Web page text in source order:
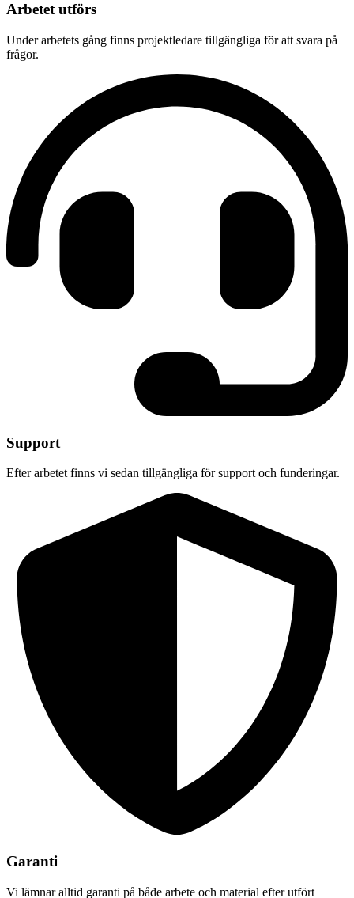
Arbetet utförs
Under arbetets gång finns projektledare tillgängliga för att svara på
frågor.
Support
Efter arbetet finns vi sedan tillgängliga för support och funderingar.
Garanti
Vi lämnar alltid garanti på både arbete och material efter utfört